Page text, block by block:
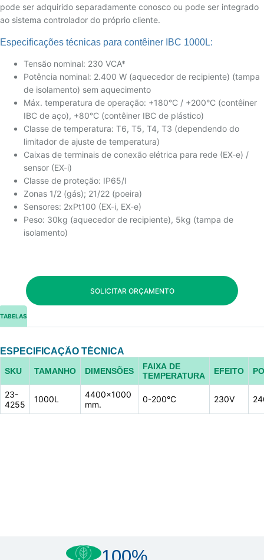
pode ser adquirido separadamente conosco ou pode ser integrado
ao sistema controlador do próprio cliente.
Especificações técnicas para contêiner IBC 1000L:
Tensão nominal: 230 VCA*
Potência nominal: 2.400 W (aquecedor de recipiente) (tampa
de isolamento) sem aquecimento
Máx. temperatura de operação: +180°C / +200°C (contêiner
IBC de aço), +80°C (contêiner IBC de plástico)
Classe de temperatura: T6, T5, T4, T3 (dependendo do
limitador de ajuste de temperatura)
Caixas de terminais de conexão elétrica para rede (EX-e) /
sensor (EX-i)
Classe de proteção: IP65/I
Zonas 1/2 (gás); 21/22 (poeira)
Sensores: 2xPt100 (EX-i, EX-e)
Peso: 30kg (aquecedor de recipiente), 5kg (tampa de
isolamento)
SOLICITAR ORÇAMENTO
TABELAS
ESPECIFICAÇÃO TÉCNICA
SKU TAMANHO DIMENSÕES
FAIXA DE
TEMPERATURA
EFEITO
23-
4255
1000L
4400×1000
mm.
0-200°C 230V